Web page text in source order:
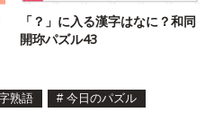
「？」に入る漢字はなに？和同
開珎パズル43
熟語 # 今日のパズル